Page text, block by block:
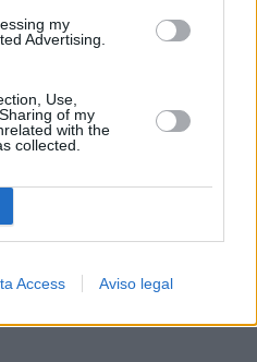
my
Advertising.
Use,
of my
with the
collected.
Access Aviso legal